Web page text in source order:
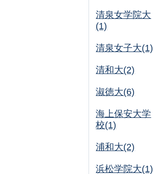
清泉女学院大
(1)
清泉女子大(1)
清和大(2)
淑徳大(6)
海上保安大学
校(1)
浦和大(2)
浜松学院大(1)